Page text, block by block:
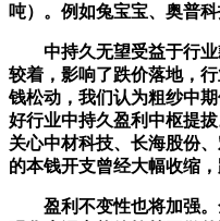
吨）。例如兔宝宝、奥普科
中持久无望受益于行业
较着，影响了跌价落地，
钱松动，我们认为粗纱中
好行业中持久盈利中枢提
关心中材科技、长海股份
的本钱开支曾经大幅收缩
盈利不变性也将加强。